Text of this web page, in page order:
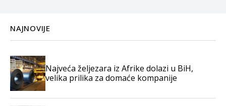
NAJNOVIJE
Najveća željezara iz Afrike dolazi u BiH,
velika prilika za domaće kompanije